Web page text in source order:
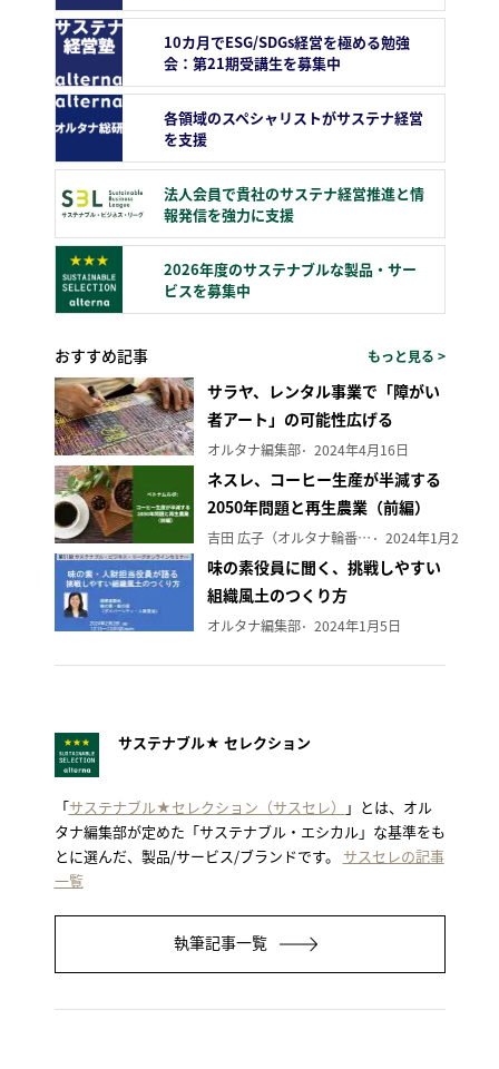
10カ月でESG/SDGs経営を極める勉強
会：第21期受講生を募集中
各領域のスペシャリストがサステナ経営
を支援
法人会員で貴社のサステナ経営推進と情
報発信を強力に支援
2026年度のサステナブルな製品・サー
ビスを募集中
おすすめ記事 もっと見る >
サラヤ、レンタル事業で「障がい
者アート」の可能性広げる
オルタナ編集部 2024年4月16日
ネスレ、コーヒー生産が半減する
2050年問題と再生農業（前編）
吉田 広子（オルタナ輪番編集長） 2024年1月29日
味の素役員に聞く、挑戦しやすい
組織風土のつくり方
オルタナ編集部 2024年1月5日
サステナブル★ セレクション
「サステナブル★セレクション（サスセレ）
」とは、オル
タナ編集部が定めた「サステナブル・エシカル」な基準をも
とに選んだ、製品/サービス/ブランドです。 サスセレの記事
一覧
執筆記事一覧